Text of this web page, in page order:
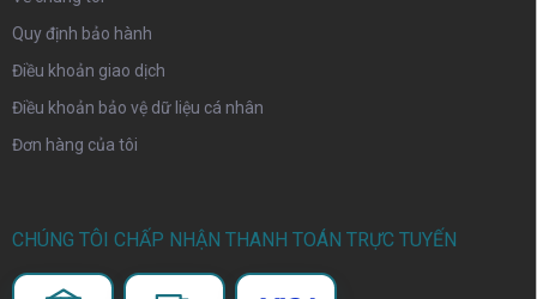
Quy định bảo hành
Điều khoản giao dịch
Điều khoản bảo vệ dữ liệu cá nhân
Đơn hàng của tôi
CHÚNG TÔI CHẤP NHẬN THANH TOÁN TRỰC TUYẾN